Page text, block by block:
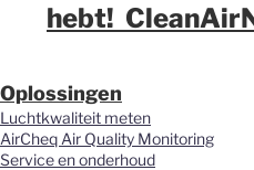
hebt!
Oplossingen
Luchtkwaliteit meten
AirCheq Air Quality Monitoring
Service en onderhoud